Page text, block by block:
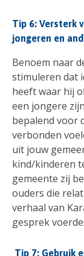
Tip 6: Versterk
jongeren en
Benoem naar
stimuleren dat
heeft waar hij
een jongere
bepalend voor
verbonden
uit jouw
kind/kinderen
gemeente zij
ouders die
verhaal van
gesprek voerde.
Tip 7: Gebruik